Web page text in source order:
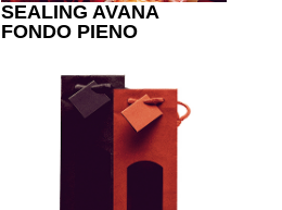
SEALING AVANA
FONDO PIENO